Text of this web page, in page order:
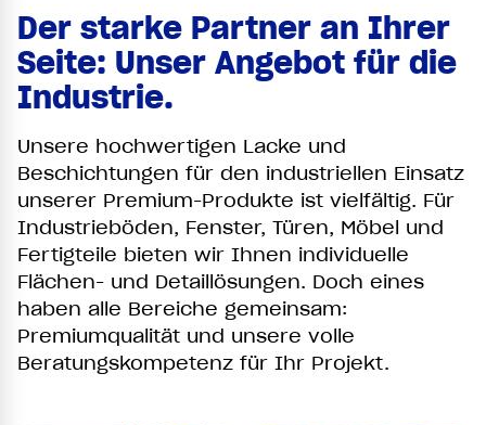
Der starke Partner an Ihrer
Seite: Unser Angebot für die
Industrie.
Unsere hochwertigen Lacke und
Beschichtungen für den industriellen Einsatz
unserer Premium-Produkte ist vielfältig. Für
Industrieböden, Fenster, Türen, Möbel und
Fertigteile bieten wir Ihnen individuelle
Flächen- und Detaillösungen. Doch eines
haben alle Bereiche gemeinsam:
Premiumqualität und unsere volle
Beratungskompetenz für Ihr Projekt.